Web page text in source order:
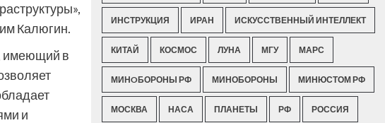
Калюгин.
имеющий в
и
ИНСТРУКЦИЯ ИРАН ИСКУССТВЕННЫЙ ИНТЕЛЛЕКТ
КИТАЙ КОСМОС ЛУНА МГУ МАРС
МИНOБОРОНЫ РФ МИНОБОРОНЫ МИНЮСТОМ РФ
МОСКВА НАСА ПЛАНЕТЫ РФ РОССИЯ